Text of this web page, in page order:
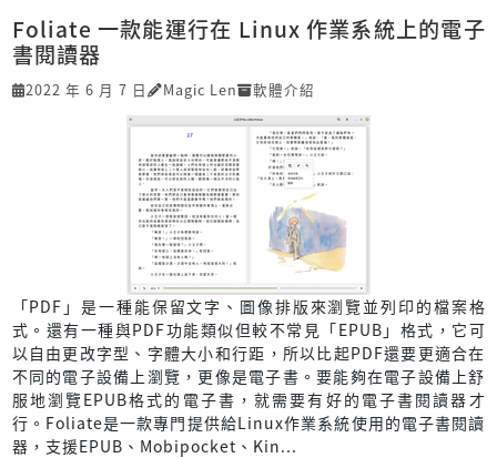
Foliate 一款能運行在 Linux 作業系統上的電子
書閱讀器
2022 年 6 月 7 日 Magic Len 軟體介紹
「PDF」是一種能保留文字、圖像排版來瀏覽並列印的檔案格
式。還有一種與PDF功能類似但較不常見「EPUB」格式，它可
以自由更改字型、字體大小和行距，所以比起PDF還要更適合在
不同的電子設備上瀏覽，更像是電子書。要能夠在電子設備上舒
服地瀏覽EPUB格式的電子書，就需要有好的電子書閱讀器才
行。Foliate是一款專門提供給Linux作業系統使用的電子書閱讀
器，支援EPUB、Mobipocket、Kin...